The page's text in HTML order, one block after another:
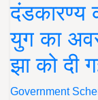
दंडकारण्य
युग का
झा को दी
Government